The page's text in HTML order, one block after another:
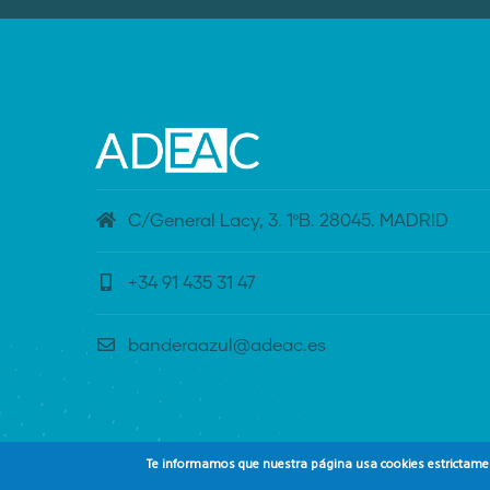
C/General Lacy, 3. 1ºB. 28045. MADRID
+34 91 435 31 47
banderaazul@adeac.es
Te informamos que nuestra página usa cookies